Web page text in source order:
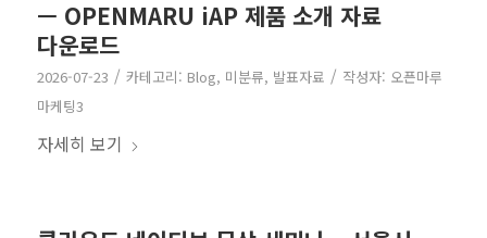
— OPENMARU iAP 제품 소개 자료
다운로드
2026-07-23 / 카테고리: Blog, 미분류, 발표자료 / 작성자: 오픈마루
마케팅3
자세히 보기